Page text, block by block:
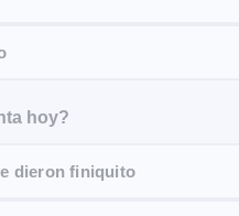
hoy?
dieron finiquito